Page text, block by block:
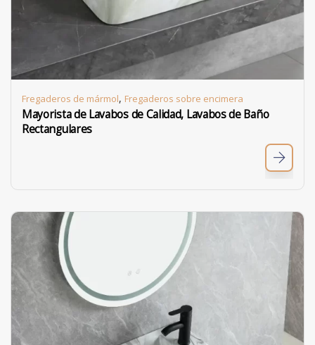
Fregaderos de mármol, Fregaderos sobre encimera
Mayorista de Lavabos de Calidad, Lavabos de Baño
Rectangulares